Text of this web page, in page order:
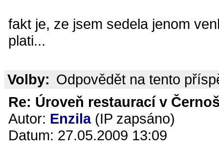
fakt je, ze jsem sedela jenom
plati...
Volby: Odpovědět na tento
Re: Úroveň restaurací v
Autor: Enzila(IP zapsáno)
Datum: 27.05.2009 13:09